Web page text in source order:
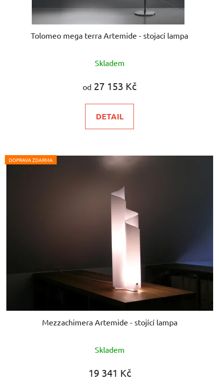
Tolomeo mega terra Artemide - stojací lampa
Skladem
od 27 153 Kč
DETAIL
DOPRAVA ZDARMA
Mezzachimera Artemide - stojící lampa
Skladem
19 341 Kč